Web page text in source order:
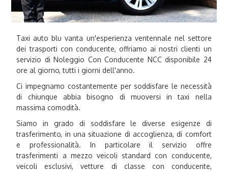
Taxi auto blu vanta un'esperienza ventennale nel settore
dei trasporti con conducente, offriamo ai nostri clienti un
servizio di Noleggio Con Conducente NCC disponibile 24
ore al giorno, tutti i giorni dell'anno.
Ci impegnamo costantemente per soddisfare le necessità
di chiunque abbia bisogno di muoversi in taxi nella
massima comodità.
Siamo in grado di soddisfare le diverse esigenze di
trasferimento, in una situazione di accoglienza, di comfort
e professionalità. In particolare il servizio offre
trasferimenti a mezzo veicoli standard con conducente,
veicoli esclusivi, vetture di classe con conducente,